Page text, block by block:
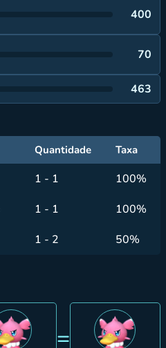
400
70
463
Quantidade Taxa
1 - 1
100%
1 - 1
100%
1 - 2 50%
=